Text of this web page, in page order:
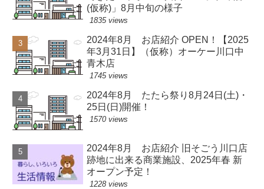
(仮称)」8月中旬の様子
1835 views
2024年8月 お店紹介 OPEN！【2025
年3月31日】（仮称）オーケー川口中
青木店
1745 views
2024年8月 たたら祭り8月24日(土)・
25日(日)開催！
1570 views
2024年8月 お店紹介 旧そごう川口店
跡地に出来る商業施設、2025年春 新
オープン予定！
1228 views